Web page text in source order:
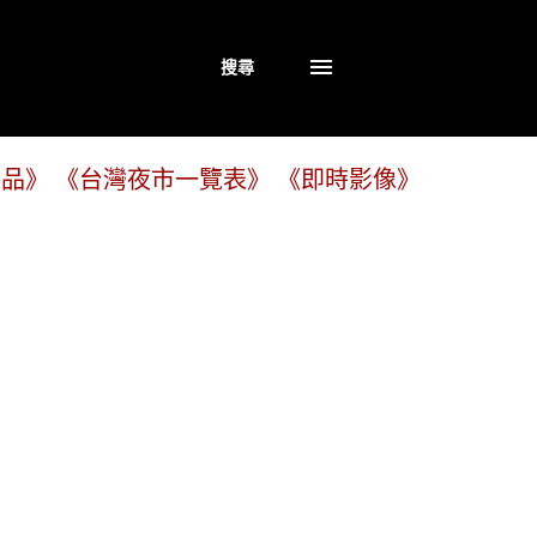
搜尋
》 《台灣夜市一覽表》 《即時影像》